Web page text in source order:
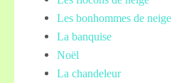
Les bonhommes de neige
La banquise
Noël
La chandeleur